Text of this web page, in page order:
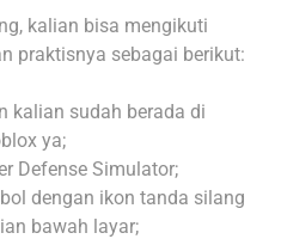
kalian bisa mengikuti
praktisnya sebagai berikut:
kalian sudah berada di
ya;
Defense Simulator;
dengan ikon tanda silang
bawah layar;